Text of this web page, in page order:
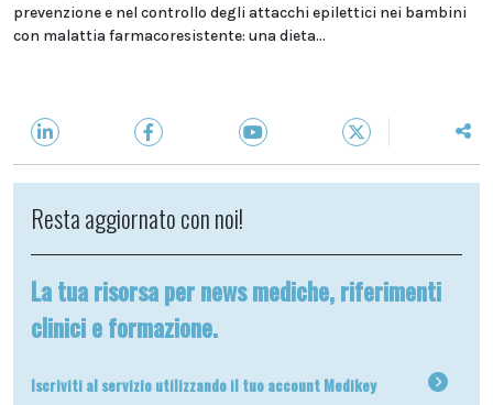
prevenzione e nel controllo degli attacchi epilettici nei bambini
con malattia farmacoresistente: una dieta...
Resta aggiornato con noi!
La tua risorsa per news mediche, riferimenti
clinici e formazione.
Iscriviti al servizio utilizzando il tuo account Medikey